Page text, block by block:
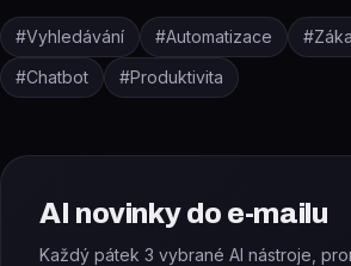
#Vyhledávání #Automatizace #
#Chatbot #Produktivita
AI novinky do e-mailu
Každý pátek 3 vybrané AI nástroje,